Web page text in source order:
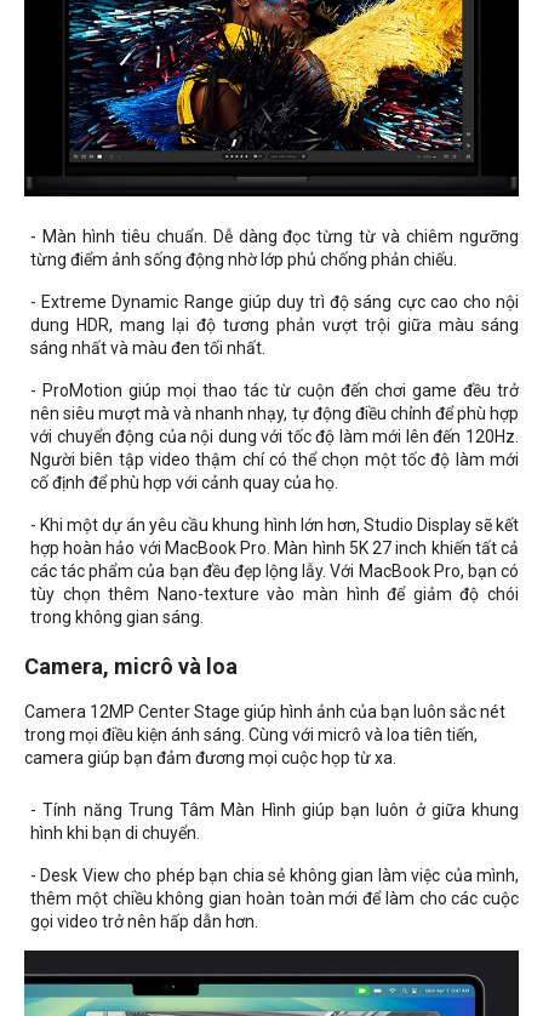
- Màn hình tiêu chuẩn. Dễ dàng đọc từng từ và chiêm ngưỡng
từng điểm ảnh sống động nhờ lớp phủ chống phản chiếu.
- Extreme Dynamic Range giúp duy trì độ sáng cực cao cho nội
dung HDR, mang lại độ tương phản vượt trội giữa màu sáng
sáng nhất và màu đen tối nhất.
- ProMotion giúp mọi thao tác từ cuộn đến chơi game đều trở
nên siêu mượt mà và nhanh nhạy, tự động điều chỉnh để phù hợp
với chuyển động của nội dung với tốc độ làm mới lên đến 120Hz.
Người biên tập video thậm chí có thể chọn một tốc độ làm mới
cố định để phù hợp với cảnh quay của họ.
- Khi một dự án yêu cầu khung hình lớn hơn, Studio Display sẽ kết
hợp hoàn hảo với MacBook Pro. Màn hình 5K 27 inch khiến tất cả
các tác phẩm của bạn đều đẹp lộng lẫy. Với MacBook Pro, bạn có
tùy chọn thêm Nano-texture vào màn hình để giảm độ chói
trong không gian sáng.
Camera, micrô và loa
Camera 12MP Center Stage giúp hình ảnh của bạn luôn sắc nét
trong mọi điều kiện ánh sáng. Cùng với micrô và loa tiên tiến,
camera giúp bạn đảm đương mọi cuộc họp từ xa.
- Tính năng Trung Tâm Màn Hình giúp bạn luôn ở giữa khung
hình khi bạn di chuyển.
- Desk View cho phép bạn chia sẻ không gian làm việc của mình,
thêm một chiều không gian hoàn toàn mới để làm cho các cuộc
gọi video trở nên hấp dẫn hơn.